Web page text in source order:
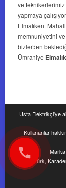
ve teknikerlerimiz
yapmaya
Elmalıkent
memnuniyetini
bizlerden
Ümraniye
Usta Elektrikçi'ye
Kullananlar
Marka
Yavuztürk,